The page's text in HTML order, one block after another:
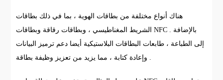
هناك أنواع مختلفة من بطاقات الهوية ، بما في ذلك بطاقات
الشريط المغناطيسي ، وبطاقات رقاقة وبطاقات NFC . بالإضافة
إلى الطباعة ، طابعات البطاقات البلاستيكية أيضا دعم ترميز البيانات
وإعادة كتابة ، مما يزيد من تعزيز وظيفة بطاقة .